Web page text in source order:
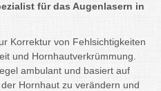
für das Augenlasern in
Korrektur von Fehlsichtigkeiten
und Hornhautverkrümmung.
ambulant und basiert auf
Hornhaut zu verändern und